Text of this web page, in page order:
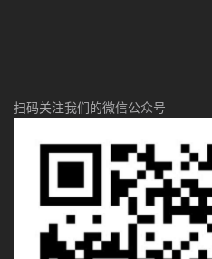
扫码关注我们的微信公众号